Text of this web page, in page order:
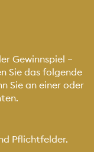
Gewinnspiel –
Sie das folgende
Sie an einer oder
Pflichtfelder.